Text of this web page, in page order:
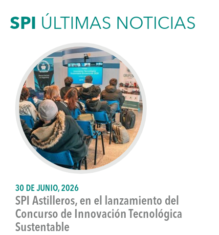
SPI ÚLTIMAS NOTICIAS
30 DE JUNIO, 2026
SPI Astilleros, en el lanzamiento del
Concurso de Innovación Tecnológica
Sustentable